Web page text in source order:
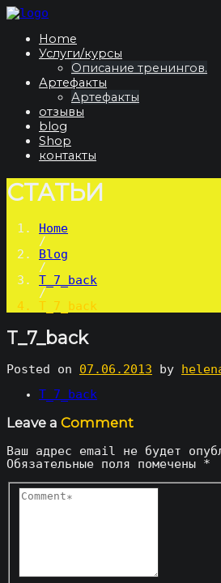
Skip
contentHome
Услуги/курсы
Описание тренингов.
Артефакты
Артефакты
отзывы
blog
Shop
контакты
СТАТЬИ
Home
/
Blog
/
T_7_back
/
T_7_back
T_7_back
Posted on 07.06.2013 by
Post
navigation
T_7_back
Leave a Comment
Ваш адрес email не будет
Обязательные поля помечены *